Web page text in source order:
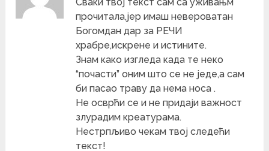
прочитала,јер имаш невероватан
Богомдан дар за РЕЧИ
храбре,искрене и истините.
Знам како изгледа када те неко
“почасти” оним што се не једе,а сам
би пасао траву да нема носа .
Не осврћи се и не придаји важност
злурадим креатурама.
Нестрпљиво чекам твој следећи
текст!